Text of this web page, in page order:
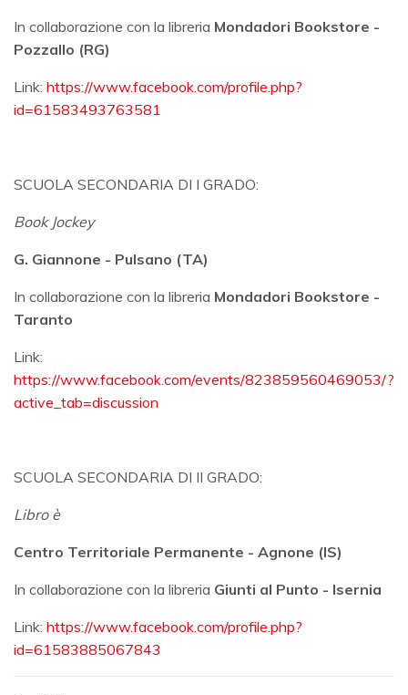
In collaborazione con la libreria Mondadori Bookstore -
Pozzallo (RG)
Link: https://www.facebook.com/profile.php?
id=61583493763581
SCUOLA SECONDARIA DI I GRADO:
Book Jockey
G. Giannone - Pulsano (TA)
In collaborazione con la libreria Mondadori Bookstore -
Taranto
Link:
https://www.facebook.com/events/823859560469053/?
active_tab=discussion
SCUOLA SECONDARIA DI II GRADO:
Libro è
Centro Territoriale Permanente - Agnone (IS)
In collaborazione con la libreria Giunti al Punto - Isernia
Link: https://www.facebook.com/profile.php?
id=61583885067843